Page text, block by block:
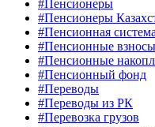
#Пенсионеры
#Пенсионеры
#Пенсионная
#Пенсионные взносы
#Пенсионные
#Пенсионный фонд
#Переводы
#Переводы из РК
#Перевозка грузов